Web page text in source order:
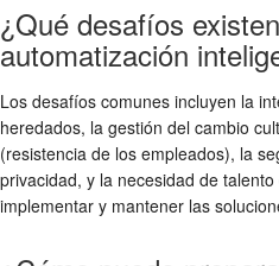
¿Qué desafíos
automatización
Los desafíos comunes incluyen la
heredados, la gestión del cambio
(resistencia de los empleados), la
privacidad, y la necesidad de
implementar y mantener las